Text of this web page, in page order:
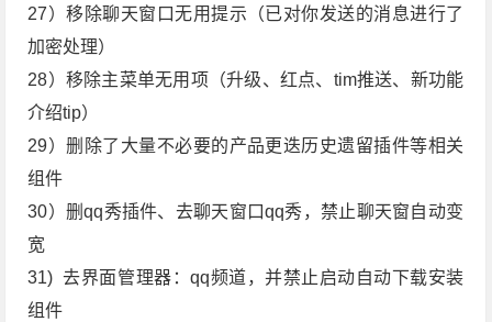
27）移除聊天窗口无用提示（已对你发送的消息进行了
加密处理）
28）移除主菜单无用项（升级、红点、tim推送、新功能
介绍tip）
29）删除了大量不必要的产品更迭历史遗留插件等相关
组件
30）删qq秀插件、去聊天窗口qq秀，禁止聊天窗自动变
宽
31) 去界面管理器：qq频道，并禁止启动自动下载安装
组件